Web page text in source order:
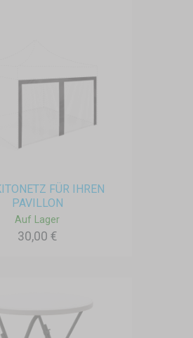
FÜR IHREN
PAVILLON
Auf Lager
30,00 €